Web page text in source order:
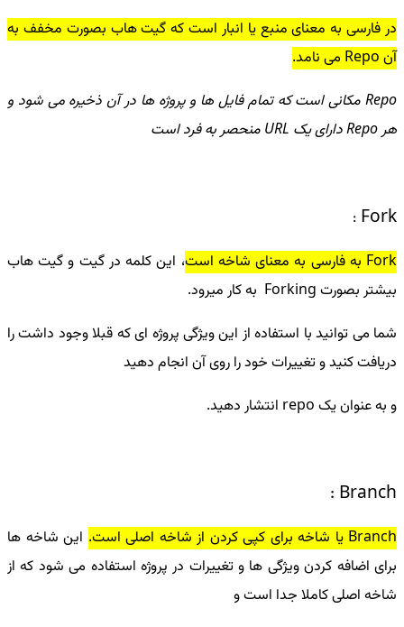
در فارسی به معنای منبع یا انبار است که گیت هاب بصورت مخفف به
آن Repo می نامد.
Repo مکانی است که تمام فایل ها و پروژه ها در آن ذخیره می شود و
هر Repo دارای یک URL منحصر به فرد است
Fork
:
Fork به فارسی به معنای شاخه است
، این کلمه در گیت و گیت هاب
بیشتر بصورت Forking به کار میرود.
شما می توانید با استفاده از این ویژگی پروژه ای که قبلا وجود داشت را
دریافت کنید و تغییرات خود را روی آن انجام دهید
و به عنوان یک repo انتشار دهید.
Branch :
Branch یا شاخه برای کپی کردن از شاخه اصلی است.
این شاخه ها
برای اضافه کردن ویژگی ها و تغییرات در پروژه استفاده می شود که از
شاخه اصلی کاملا جدا است و